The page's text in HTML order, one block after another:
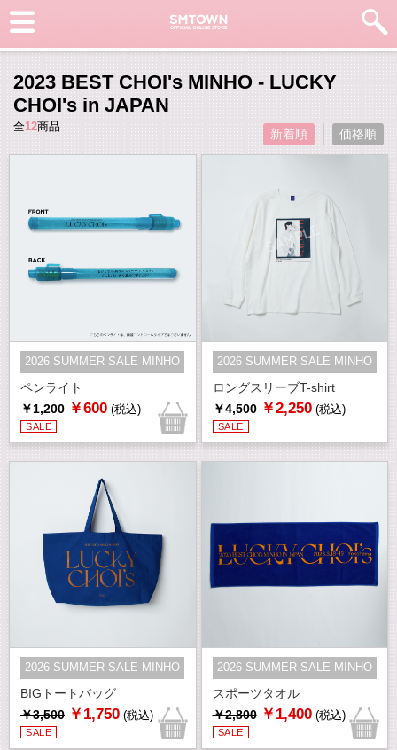
2023 BEST CHOI's MINHO - LUCKY
CHOI's in JAPAN
全12商品 新着順 価格順
ペンライト
2026 SUMMER SALE MINHO
￥1,200 ￥600 (税込)
SALE
ロングスリーブT-shirt
2026 SUMMER SALE MINHO
￥4,500 ￥2,250 (税込)
SALE
BIGトートバッグ
2026 SUMMER SALE MINHO
￥3,500 ￥1,750 (税込)
SALE
スポーツタオル
2026 SUMMER SALE MINHO
￥2,800 ￥1,400 (税込)
SALE